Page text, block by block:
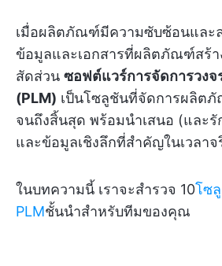
เมื่อผลิตภัณฑ์มีความซับซ้อนและ
ข้อมูลและเอกสารที่ผลิตภัณฑ์สร้
สัดส่วน ซอฟต์แวร์การจัดการวง
(PLM) เป็นโซลูชันที่จัดการผลิต
จนถึงสิ้นสุด พร้อมนำเสนอ (และ
และข้อมูลเชิงลึกที่สำคัญในเวลาจ
ในบทความนี้ เราจะสำรวจ 10โซ
PLMชั้นนำสำหรับทีมของคุณ